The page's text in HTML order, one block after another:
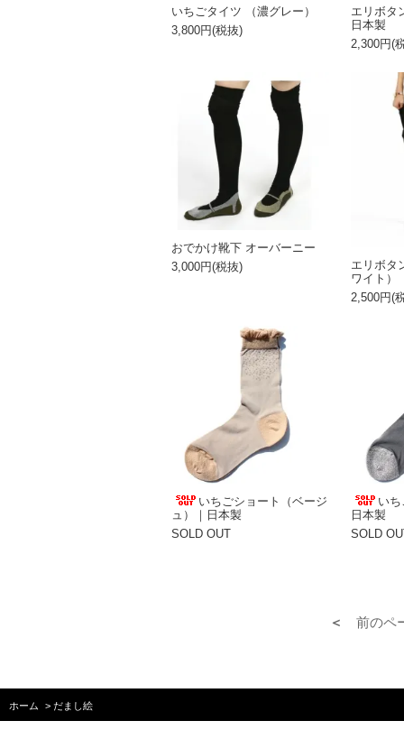
いちごタイツ （濃グレー）
3,800円(税抜)
エリボタ
日本製
2,300円(
おでかけ靴下 オーバーニー
3,000円(税抜)
エリボタ
ワイト）
2,500円(
いちごショート（ベージ
ュ）｜日本製
SOLD OUT
い
日本製
SOLD
＜ 前のペ
ホーム > だまし絵